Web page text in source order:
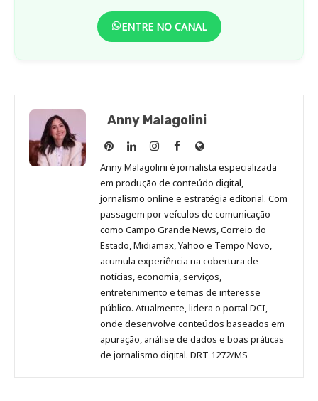
ENTRE NO CANAL
Anny Malagolini
Anny
Malagolini
no
Pinterest
Anny
Malagolini
no
LinkedIn
Anny
Malagolini
no
Instagram
Anny
Malagolini
no
Facebook
Site
de
Anny
Malagolini
Anny Malagolini é jornalista especializada
em produção de conteúdo digital,
jornalismo online e estratégia editorial. Com
passagem por veículos de comunicação
como Campo Grande News, Correio do
Estado, Midiamax, Yahoo e Tempo Novo,
acumula experiência na cobertura de
notícias, economia, serviços,
entretenimento e temas de interesse
público. Atualmente, lidera o portal DCI,
onde desenvolve conteúdos baseados em
apuração, análise de dados e boas práticas
de jornalismo digital. DRT 1272/MS